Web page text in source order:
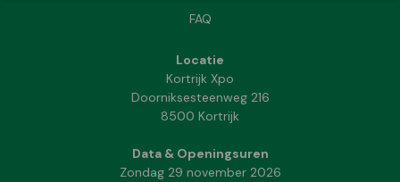
FAQ
Locatie
Kortrijk Xpo
Doorniksesteenweg 216
8500 Kortrijk
Data & Openingsuren
Zondag 29 november 2026